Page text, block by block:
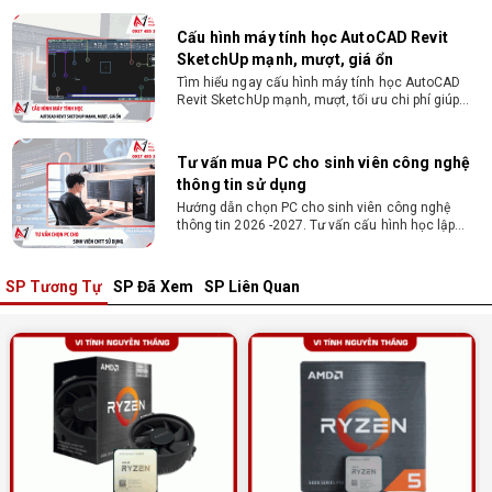
Cấu hình máy tính học AutoCAD Revit
SketchUp mạnh, mượt, giá ổn
Tìm hiểu ngay cấu hình máy tính học AutoCAD
Revit SketchUp mạnh, mượt, tối ưu chi phí giúp
Tư vấn mua PC cho sinh viên công nghệ
thông tin sử dụng
Hướng dẫn chọn PC cho sinh viên công nghệ
thông tin 2026 -2027. Tư vấn cấu hình học lập
Sinh viên nên mua laptop hay PC ?
khoăn của nhiều tân sinh viên khi chọn máy học
tập. Xem ngay phân tích để chọn thiết bị chuẩn
Laptop Sinh Viên 15–20 Triệu 2026: Cấu
Hình Nào Đáng Tiền?
Tìm laptop sinh viên 15–20 triệu phù hợp ngành
học năm 2026? Khám phá cách chọn cấu hình,
SP Tương Tự SP Đã Xem SP Liên Quan